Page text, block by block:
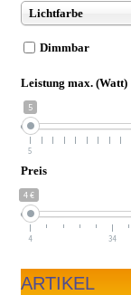
Lichtfarbe
Dimmbar
Leistung max. (Watt)
5
5
Preis
4 €
4 34
ARTIKEL